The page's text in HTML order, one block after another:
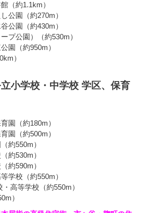
（約1.1km）
公園（約270m）
公園（約430m）
プ公園）（約530m）
園（約950m）
）
小学校・中学校 学区、保育
園（約180m）
園（約500m）
約550m）
約530m）
約590m）
学校（約550m）
・高等学校（約550m）
）